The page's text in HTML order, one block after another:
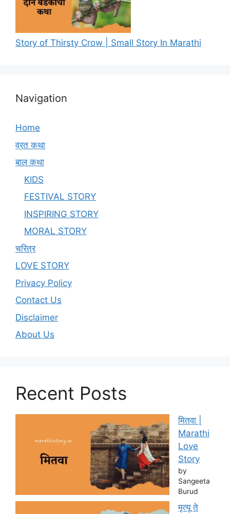
Story of Thirsty Crow | Small Story In Marathi
Navigation
Home
व्रत कथा
बाल कथा
KIDS
FESTIVAL STORY
INSPIRING STORY
MORAL STORY
चरित्र
LOVE STORY
Privacy Policy
Contact Us
Disclaimer
About Us
Recent Posts
मितवा |
Marathi
Love
Story
by
Sangeeta
Burud
मृत्यू ते